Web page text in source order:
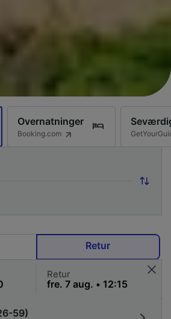
Overnatninger
Booking.com
Retur
Retur
59)